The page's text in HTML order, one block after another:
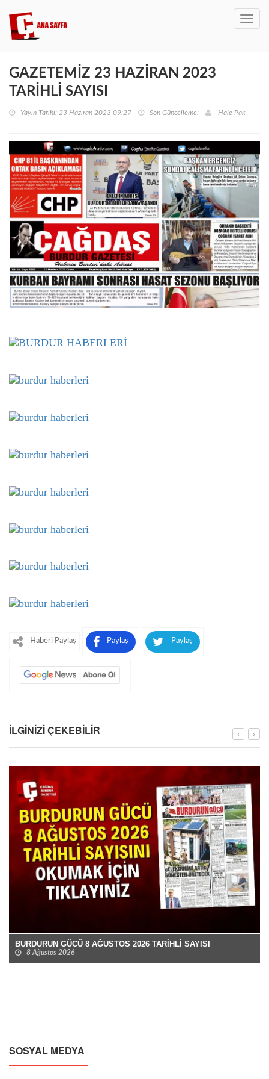
GAZETEMİZ 23 HAZİRAN 2023
TARİHLİ SAYISI
Yayın Tarihi: 23 Haziran 2023 09:27 Son Güncelleme: Hale Pak
Haberi Paylaş Paylaş Paylaş
İLGINIZI ÇEKEBILIR
BURDURUN GÜCÜ 8 AĞUSTOS 2026 TARİHLİ SAYISI
8 Ağustos 2026
SOSYAL MEDYA